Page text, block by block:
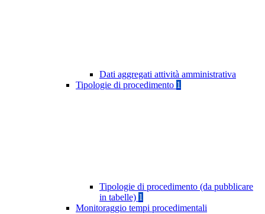
Dati aggregati attività amministrativa
Tipologie di procedimento 1
Tipologie di procedimento (da pubblicare
in tabelle) 1
Monitoraggio tempi procedimentali